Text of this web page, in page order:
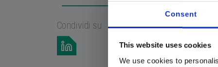
Consent
This website uses cookies
We use cookies to
Condividi su